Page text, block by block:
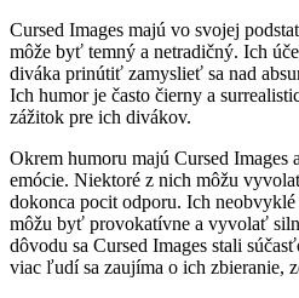
Cursed Images majú vo svojej
môže byť temný a netradičný. Ich
diváka prinútiť zamyslieť sa nad
Ich humor je často čierny a
zážitok pre ich divákov.
Okrem humoru majú Cursed
emócie. Niektoré z nich môžu
dokonca pocit odporu. Ich
môžu byť provokatívne a vyvolať
dôvodu sa Cursed Images stali
viac ľudí sa zaujíma o ich zbieranie,